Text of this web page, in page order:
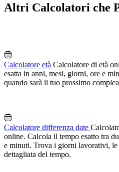
Altri Calcolatori che
Calcolatore età Calcolatore di età
esatta in anni, mesi, giorni, ore e
quando sarà il tuo prossimo
Calcolatore differenza date
online. Calcola il tempo esatto tra
e minuti. Trova i giorni lavorativi, le
dettagliata del tempo.